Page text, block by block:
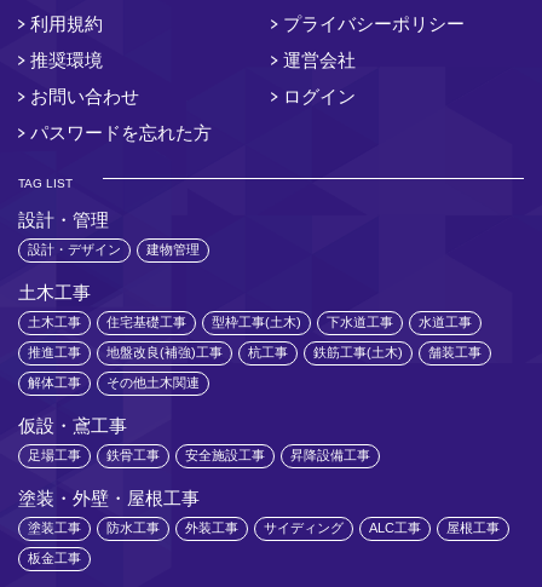
利用規約
プライバシーポリシー
推奨環境
運営会社
お問い合わせ
ログイン
パスワードを忘れた方
TAG LIST
設計・管理
設計・デザイン 建物管理
土木工事
土木工事 住宅基礎工事 型枠工事(土木) 下水道工事 水道工事
推進工事 地盤改良(補強)工事 杭工事 鉄筋工事(土木) 舗装工事
解体工事 その他土木関連
仮設・鳶工事
足場工事 鉄骨工事 安全施設工事 昇降設備工事
塗装・外壁・屋根工事
塗装工事 防水工事 外装工事 サイディング ALC工事 屋根工事
板金工事